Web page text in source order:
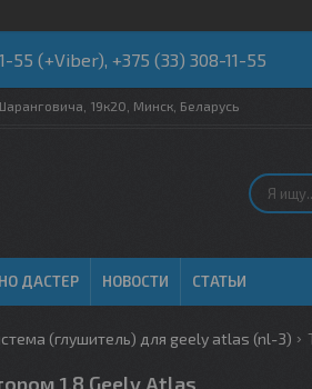
55 (+Viber), +375 (33) 308-11-55
19к20, Минск, Беларусь
ДАСТЕР НОВОСТИ СТАТЬИ
(глушитель) для geely atlas (nl-3)
1.8 Geely Atlas